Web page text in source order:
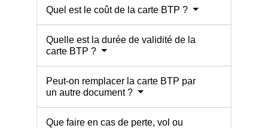
Quel est le coût de la carte BTP ?
Quelle est la durée de validité de la
carte BTP ?
Peut-on remplacer la carte BTP par
un autre document ?
Que faire en cas de perte, vol ou